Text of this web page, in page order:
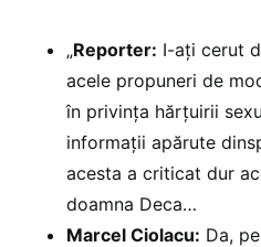
„Reporter: I-ați cerut
acele propuneri de
în privința hărțuirii
informații apărute
acesta a criticat dur
doamna Deca…
Marcel Ciolacu: Da,